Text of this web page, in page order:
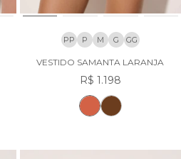
PP P M G GG
VESTIDO SAMANTA LARANJA
R$ 1.198